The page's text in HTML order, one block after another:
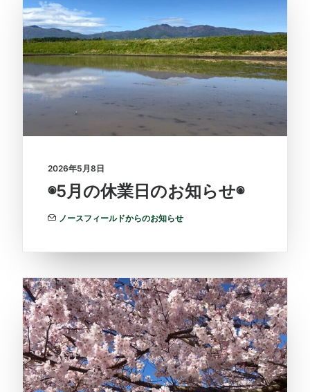
2026年5月8日
◉5月の休業日のお知らせ◉
ノースフィールドからのお知らせ